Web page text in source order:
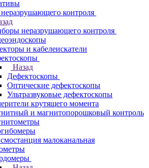
контроля
неразрушающего контроля
и кабелеискатели
Назад
Дефектоскопы
Оптические дефектоскопы
Ультразвуковые дефектоскопы
крутящего момента
и магнитопорошковый контроль
малоканальная